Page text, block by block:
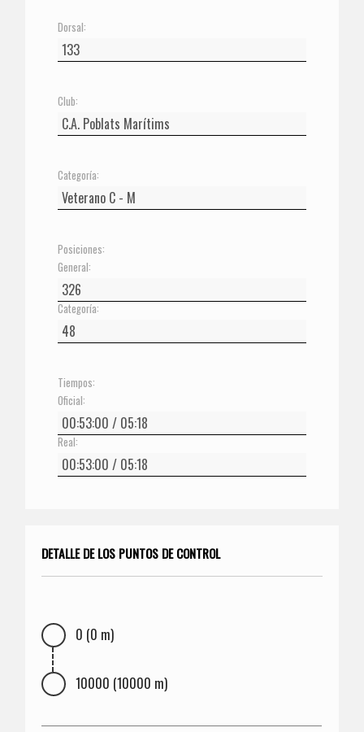
Dorsal:
Club:
Categoría:
Posiciones:
General:
Categoría:
Tiempos:
Oficial:
Real:
DETALLE DE LOS PUNTOS DE CONTROL
0 (0 m)
10000 (10000 m)